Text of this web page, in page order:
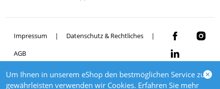
Um Ihnen in unserem eShop den bestmöglichen Service zu
gewährleisten verwenden wir Cookies. Erfahren Sie mehr
Impressum
Datenschutz & Rechtliches
AGB
© 2026 HIRSCHI